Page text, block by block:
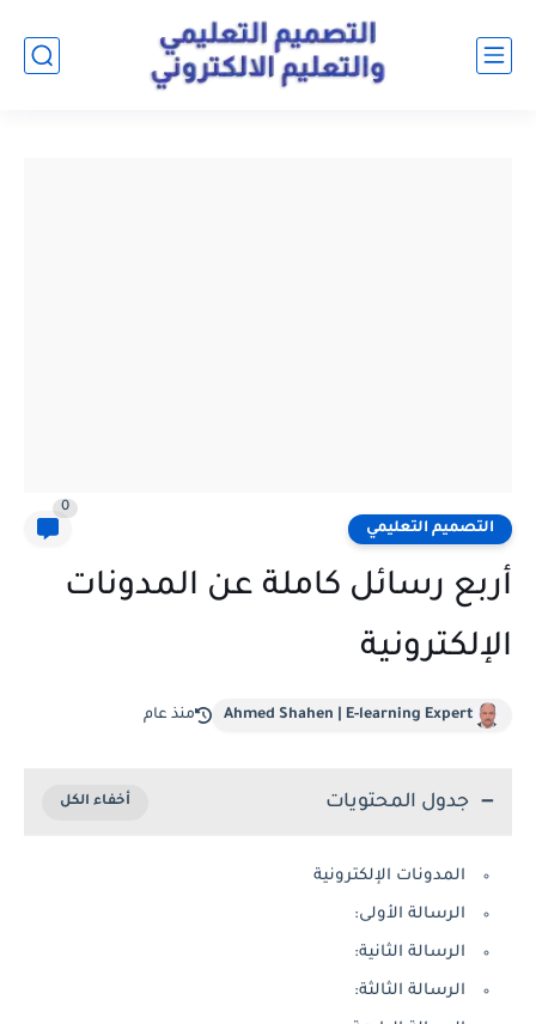
التصميم التعليمي
0
أربع رسائل كاملة عن المدونات
الإلكترونية
Ahmed Shahen | E-learning Expert منذ عام
جدول المحتويات
المدونات الإلكترونية
الرسالة الأولى:
الرسالة الثانية:
الرسالة الثالثة: